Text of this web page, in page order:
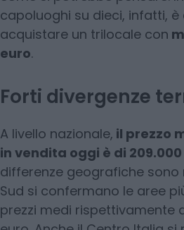
capoluoghi su dieci, infatti,
acquistare un trilocale con
euro.
Forti divergenze
A livello nazionale, il prezzo
in vendita oggi è di
differenze geografiche sono
Sud si confermano le aree
prezzi medi rispettivamente di